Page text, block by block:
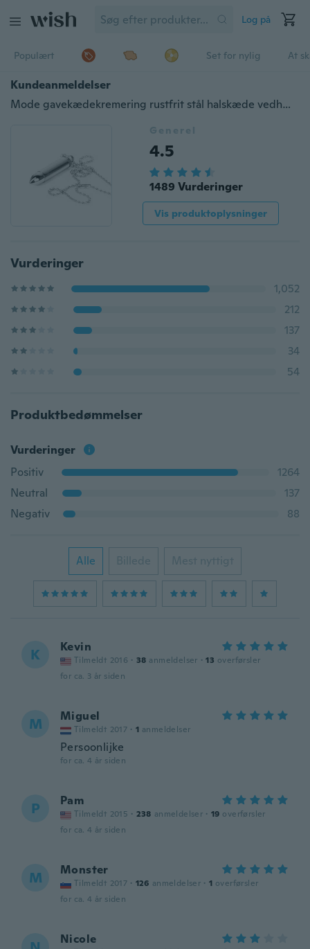
Log på
Populært Set for nylig At
Kundeanmeldelser
Mode gavekædekremering rustfrit stål halskæde vedhæng aske holder rør
Generel
4.5
1489 Vurderinger
Vis produktoplysninger
Vurderinger
1,052
212
137
34
54
Produktbedømmelser
Vurderinger
Positiv
1264
Neutral
137
Negativ
88
Alle Billede Mest nyttigt
K Kevin
Tilmeldt 2016 · 38 anmeldelser · 13 overførsler
for ca. 3 år siden
M Miguel
Tilmeldt 2017 · 1 anmeldelser
Persoonlijke
for ca. 4 år siden
P Pam
Tilmeldt 2015 · 238 anmeldelser · 19 overførsler
for ca. 4 år siden
M Monster
Tilmeldt 2017 · 126 anmeldelser · 1 overførsler
for ca. 4 år siden
Nicole